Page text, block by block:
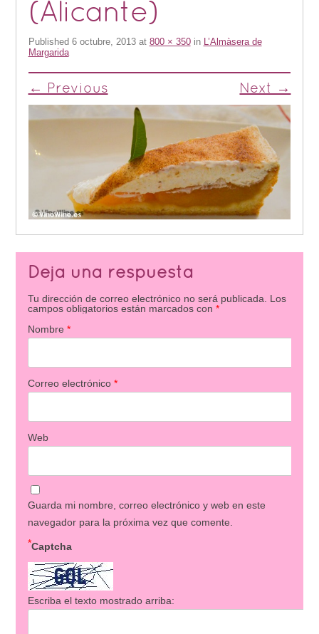
(Alicante)
Published 6 octubre, 2013at 800 × 350in L’Almàsera de
Margarida
← Previous Next →
Deja una respuesta
Tu dirección de correo electrónico no será publicada.
Los
campos obligatorios están marcados con *
Nombre *
Correo electrónico *
Web
Guarda mi nombre, correo electrónico y web en este
navegador para la próxima vez que comente.
Captcha
*
Escriba el texto mostrado arriba: